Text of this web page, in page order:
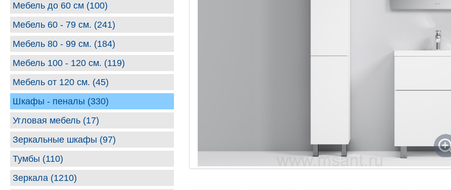
Мебель до 60 см (100)
Мебель 60 - 79 см. (241)
Мебель 80 - 99 cм. (184)
Мебель 100 - 120 см. (119)
Мебель от 120 см. (45)
Шкафы - пеналы (330)
Угловая мебель (17)
Зеркальные шкафы (97)
Тумбы (110)
Зеркала (1210)